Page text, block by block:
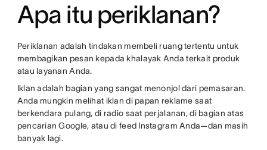
Apa itu periklanan?
Periklanan adalah tindakan membeli ruang tertentu untuk
membagikan pesan kepada khalayak Anda terkait produk
atau layanan Anda.
Iklan adalah bagian yang sangat menonjol dari pemasaran.
Anda mungkin melihat iklan di papan reklame saat
berkendara pulang, di radio saat perjalanan, di bagian atas
pencarian Google, atau di feed Instagram Anda—dan masih
banyak lagi.